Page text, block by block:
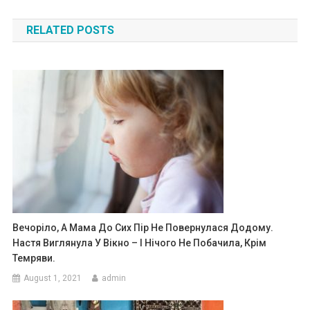
navigation
RELATED POSTS
Вечоріло, А Мама До Сих Пір Не Повернулася Додому.
Настя Виглянула У Вікно – І Нічого Не Побачила, Крім
Темряви.
August 1, 2021 admin